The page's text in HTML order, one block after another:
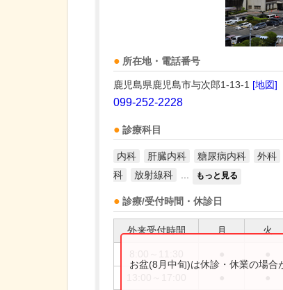
所在地・電話番号
鹿児島県鹿児島市与次郎1-13-1 [地図]
099-252-2228
診療科目
内科 肝臓内科 糖尿病内科 外科
科
放射線科 もっと見る
診療/受付時間・休診日
外来受付時間 月 火
お盆(8月中旬)は休診・休業の場合